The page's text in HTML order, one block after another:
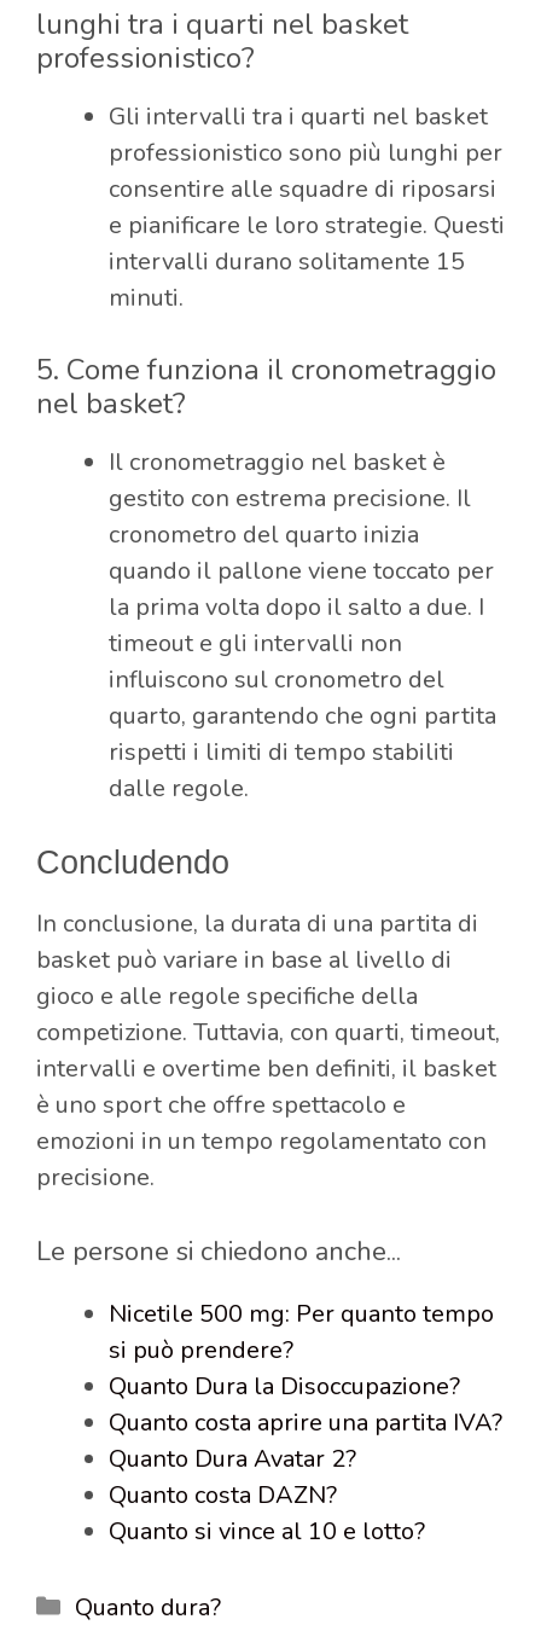
lunghi tra i quarti nel basket
professionistico?
Gli intervalli tra i quarti nel basket
professionistico sono più lunghi per
consentire alle squadre di riposarsi
e pianificare le loro strategie. Questi
intervalli durano solitamente 15
minuti.
5. Come funziona il cronometraggio
nel basket?
Il cronometraggio nel basket è
gestito con estrema precisione. Il
cronometro del quarto inizia
quando il pallone viene toccato per
la prima volta dopo il salto a due. I
timeout e gli intervalli non
influiscono sul cronometro del
quarto, garantendo che ogni partita
rispetti i limiti di tempo stabiliti
dalle regole.
Concludendo
In conclusione, la durata di una partita di
basket può variare in base al livello di
gioco e alle regole specifiche della
competizione. Tuttavia, con quarti, timeout,
intervalli e overtime ben definiti, il basket
è uno sport che offre spettacolo e
emozioni in un tempo regolamentato con
precisione.
Le persone si chiedono anche...
Nicetile 500 mg: Per quanto tempo
si può prendere?
Quanto Dura la Disoccupazione?
Quanto costa aprire una partita IVA?
Quanto Dura Avatar 2?
Quanto costa DAZN?
Quanto si vince al 10 e lotto?
Categorie
Quanto dura?